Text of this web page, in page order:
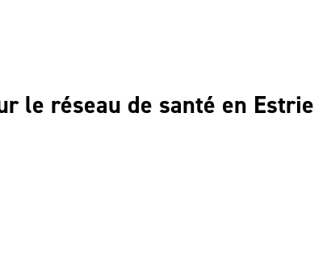
le réseau de santé en Estrie